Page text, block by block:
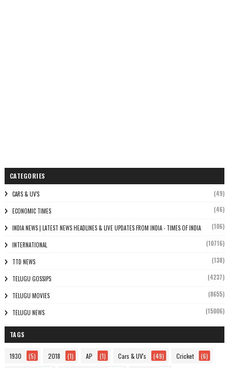
CATEGORIES
CARS & UV'S (49)
ECONOMIC TIMES (46)
INDIA NEWS | LATEST NEWS HEADLINES & LIVE UPDATES FROM INDIA - TIMES OF INDIA (106)
INTERNATIONAL (10716)
TTD NEWS (138)
TELUGU GOSSIPS (4237)
TELUGU MOVIES (8655)
TELUGU NEWS (15006)
TAGS
1930 (5) 2018 (1) AP (1) Cars & UV's (49) Cricket (6)